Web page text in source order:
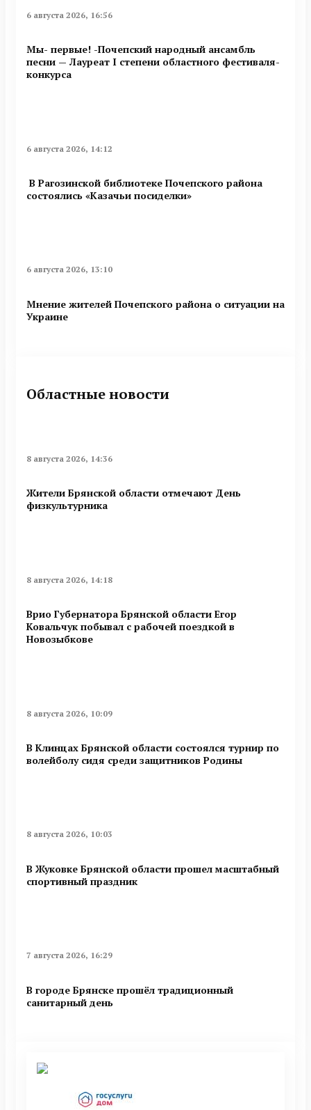
6 августа 2026, 16:56
Мы- первые! -Почепский народный ансамбль
песни — Лауреат I степени областного фестиваля-
конкурса
6 августа 2026, 14:12
В Рагозинской библиотеке Почепского района
состоялись «Казачьи посиделки»
6 августа 2026, 13:10
Мнение жителей Почепского района о ситуации на
Украине
Областные новости
8 августа 2026, 14:36
Жители Брянской области отмечают День
физкультурника
8 августа 2026, 14:18
Врио Губернатора Брянской области Егор
Ковальчук побывал с рабочей поездкой в
Новозыбкове
8 августа 2026, 10:09
В Клинцах Брянской области состоялся турнир по
волейболу сидя среди защитников Родины
8 августа 2026, 10:03
В Жуковке Брянской области прошел масштабный
спортивный праздник
7 августа 2026, 16:29
В городе Брянске прошёл традиционный
санитарный день